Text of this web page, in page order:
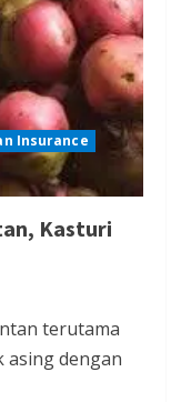
Insurance
Kasturi
terutama
asing dengan